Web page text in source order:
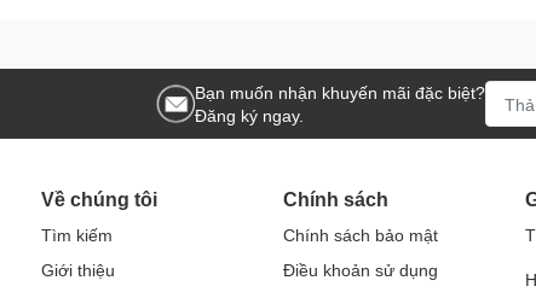
Bạn muốn nhận khuyến mãi đặc biệt?
Đăng ký ngay.
Về chúng tôi
Tìm kiếm
Giới thiệu
Chính sách
Chính sách bảo mật
Điều khoản sử dụng